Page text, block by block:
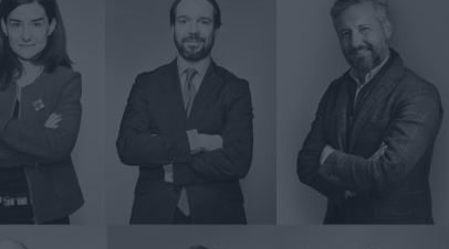
RAÍZ URBANA PARA TRANSFORMAR EL PATRIMONIO HISTÓRICO EN ACTIVOS
A CASONÁ Y ASUME LA GESTIÓN DE SUS RELACIONES CON LOS MEDIOS
ACERCA EL PARAÍSO CANARIO EN SU ÚLTIMA CAMPAÑA INTERNACIONAL
DE ARIAS): “LA CONSTRUCCIÓN DE MARCA A LARGO PLAZO Y LA MEDICIÓN SON
DE 22GRADOS PARA LOPESAN HOTELS & RESORTS